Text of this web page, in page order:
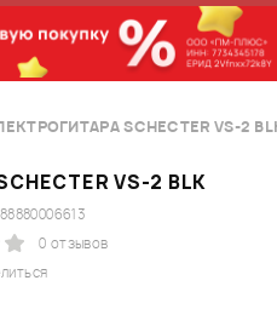
SCHECTER VS-2
VS-2 BLK
0 отзывов